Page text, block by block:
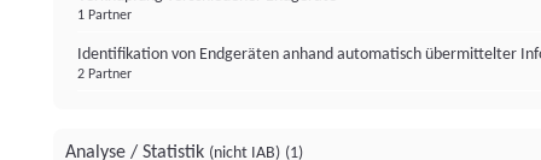
1 Partner
Identifikation von Endgeräten anhand automatisch übermittelter
2 Partner
Analyse / Statistik (nicht IAB) (1)
Institutional Money